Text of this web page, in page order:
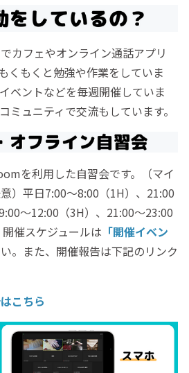
カフェやオンライン通話アプリ
くもくと勉強や作業をしていま
ベントなどを毎週開催していま
ミュニティで交流もしています。
を利用した自習会です。（マイ
）平日7:00～8:00（1H）、21:00
～12:00（3H）、21:00～23:00
開催スケジュールは 「開催イベン
。また、開催報告は下記のリンク
こちら